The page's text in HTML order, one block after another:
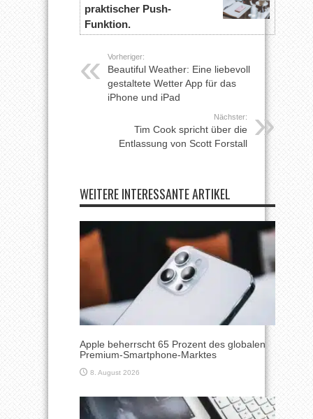
praktischer Push-
Funktion.
Vorheriger:
Beautiful Weather: Eine liebevoll
gestaltete Wetter App für das
iPhone und iPad
Nächster:
Tim Cook spricht über die
Entlassung von Scott Forstall
WEITERE INTERESSANTE ARTIKEL
Apple beherrscht 65 Prozent des globalen
Premium-Smartphone-Marktes
8. August 2026